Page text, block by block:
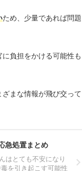
ため、少量であれば問題
負担をかける可能性も
まな情報が飛び交って
急処置まとめ
はとても不安になり
を引き起こす可能性